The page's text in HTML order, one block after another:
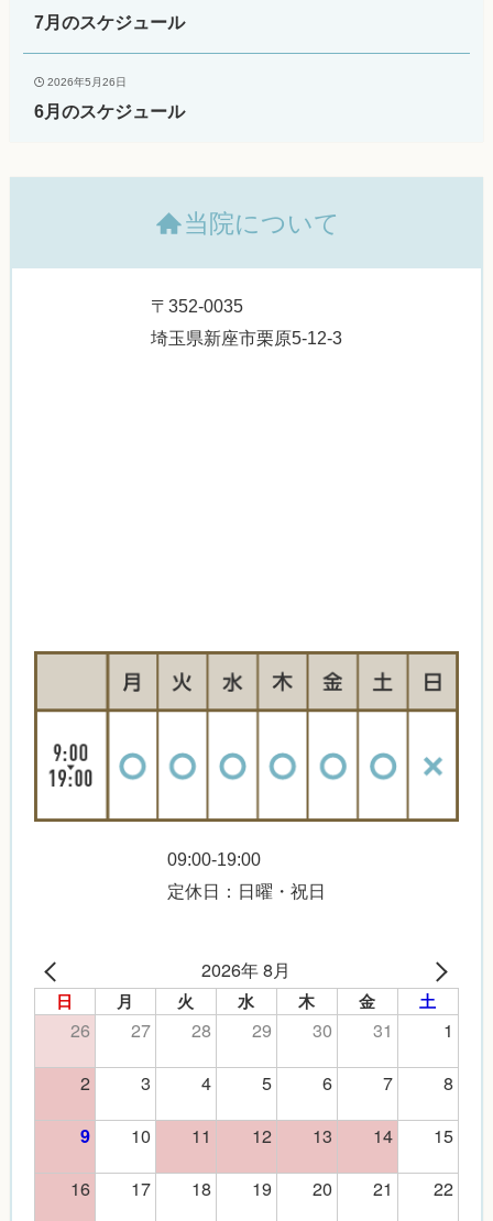
7月のスケジュール
2026年5月26日
6月のスケジュール
当院について
〒352-0035
埼玉県新座市栗原5-12-3
09:00-19:00
定休日：日曜・祝日
2026年 8月
日 月 火 水 木 金 土
26 27 28 29 30 31
1
2
3 4 5 6 7 8
9 10 11 12 13 14
15
16
17 18 19 20 21
22